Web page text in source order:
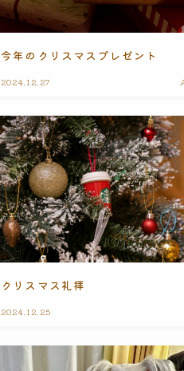
今年のクリスマスプレゼント
2024.12.27
クリスマス礼拝
2024.12.25